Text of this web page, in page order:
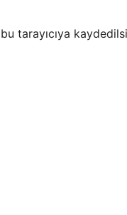
tarayıcıya